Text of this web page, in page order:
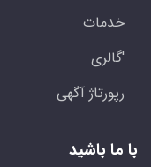
خدمات
'گالری
رپورتاژ آگهی
با ما باشید